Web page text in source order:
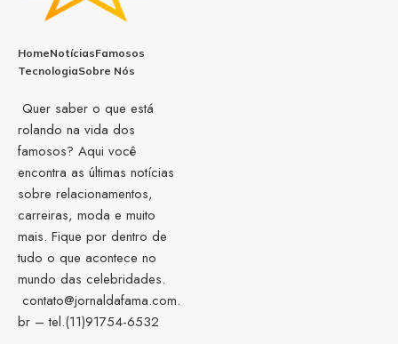
HomeNotíciasFamosos
TecnologiaSobre Nós
Quer saber o que está
rolando na vida dos
famosos? Aqui você
encontra as últimas notícias
sobre relacionamentos,
carreiras, moda e muito
mais. Fique por dentro de
tudo o que acontece no
mundo das celebridades.
contato@jornaldafama.com.
br – tel.(11)91754-6532